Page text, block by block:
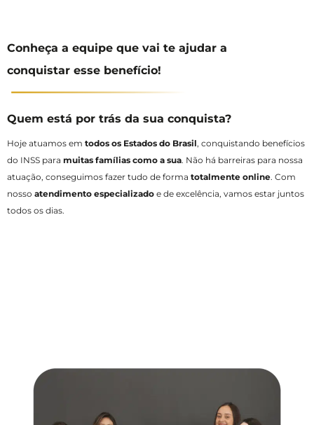
Conheça a equipe que vai te ajudar a
conquistar esse benefício!
Quem está por trás da sua conquista?
Hoje atuamos em todos os Estados do Brasil, conquistando benefícios
do INSS para muitas famílias como a sua. Não há barreiras para nossa
atuação, conseguimos fazer tudo de forma totalmente online. Com
nosso atendimento especializado e de excelência, vamos estar juntos
todos os dias.